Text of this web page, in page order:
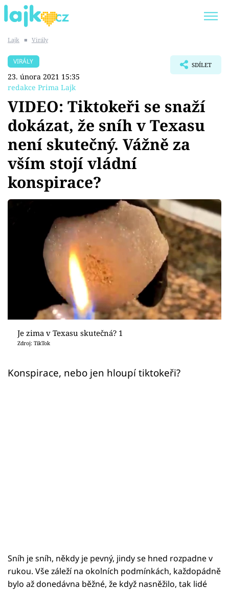
SHOPAHOLICADEL
Témata
Showbyznys
Youtubeři
Sex a vztahy
Sledujte prima+
Přihlášení
Lajk ■ Virály
VIRÁLY
23. února 2021 15:35
redakce Prima Lajk
SDÍLET
VIDEO: Tiktokeři se snaží
dokázat, že sníh v Texasu
není skutečný. Vážně za
vším stojí vládní
konspirace?
Je zima v Texasu skutečná? 1
Zdroj: TikTok
Konspirace, nebo jen hloupí tiktokeři?
Sníh je sníh, někdy je pevný, jindy se hned rozpadne v
rukou. Vše záleží na okolních podmínkách, každopádně
bylo až donedávna běžné, že když nasněžilo, tak lidé